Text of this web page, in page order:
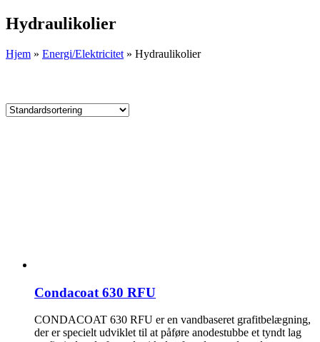
Hydraulikolier
Hjem » Energi/Elektricitet » Hydraulikolier
Condacoat 630 RFU
CONDACOAT 630 RFU er en vandbaseret grafitbelægning,
der er specielt udviklet til at påføre anodestubbe et tyndt lag